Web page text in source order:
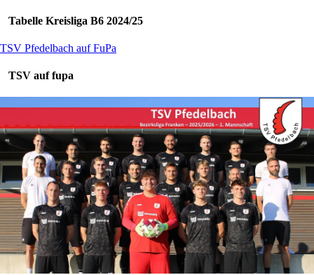
Tabelle Kreisliga B6 2024/25
TSV Pfedelbach auf FuPa
TSV auf fupa